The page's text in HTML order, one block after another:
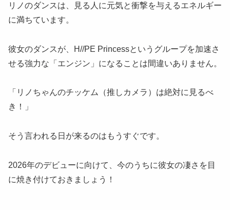
リノのダンスは、見る人に元気と衝撃を与えるエネルギー
に満ちています。
彼女のダンスが、H//PE Princessというグループを加速さ
せる強力な「エンジン」になることは間違いありません。
「リノちゃんのチッケム（推しカメラ）は絶対に見るべ
き！」
そう言われる日が来るのはもうすぐです。
2026年のデビューに向けて、今のうちに彼女の凄さを目
に焼き付けておきましょう！